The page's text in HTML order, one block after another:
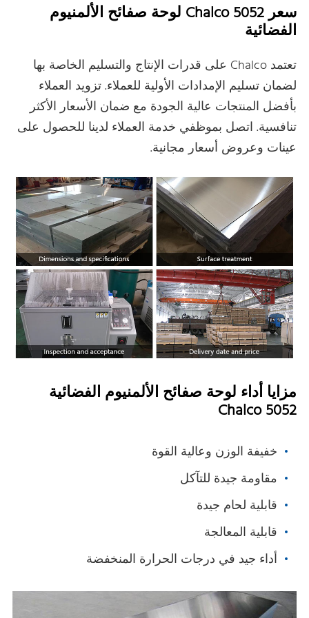
سعر Chalco 5052 لوحة صفائح الألمنيوم
الفضائية
تعتمد Chalco على قدرات الإنتاج والتسليم الخاصة بها
لضمان تسليم الإمدادات الأولية للعملاء. تزويد العملاء
بأفضل المنتجات عالية الجودة مع ضمان الأسعار الأكثر
تنافسية. اتصل بموظفي خدمة العملاء لدينا للحصول على
عينات وعروض أسعار مجانية.
مزايا أداء لوحة صفائح الألمنيوم الفضائية
Chalco 5052
خفيفة الوزن وعالية القوة
مقاومة جيدة للتآكل
قابلية لحام جيدة
قابلية المعالجة
أداء جيد في درجات الحرارة المنخفضة